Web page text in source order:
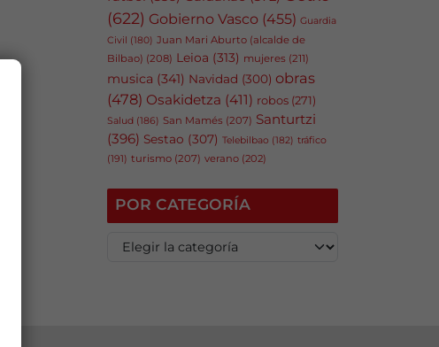
(622) Gobierno Vasco (455) Guardia
Civil (180) Juan Mari Aburto (alcalde de
Bilbao) (208) Leioa (313) mujeres (211)
musica (341) Navidad (300) obras
(478) Osakidetza (411) robos (271)
Salud (186) San Mamés (207) Santurtzi
(396) Sestao (307) Telebilbao (182) tráfico
(191) turismo (207) verano (202)
POR CATEGORÍA